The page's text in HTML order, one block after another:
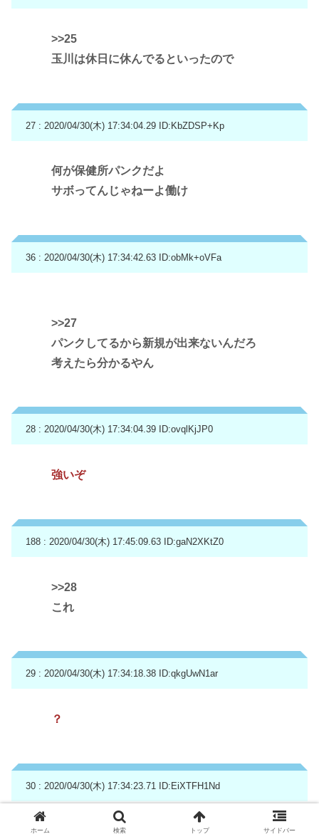
>>25
玉川は休日に休んでるといったので
27 : 2020/04/30(木) 17:34:04.29 ID:KbZDSP+Kp
何が保健所パンクだよ
サボってんじゃねーよ働け
36 : 2020/04/30(木) 17:34:42.63 ID:obMk+oVFa
>>27
パンクしてるから新規が出来ないんだろ
考えたら分かるやん
28 : 2020/04/30(木) 17:34:04.39 ID:ovqlKjJP0
強いぞ
188 : 2020/04/30(木) 17:45:09.63 ID:gaN2XKtZ0
>>28
これ
29 : 2020/04/30(木) 17:34:18.38 ID:qkgUwN1ar
？
30 : 2020/04/30(木) 17:34:23.71 ID:EiXTFH1Nd
0なのに東京都の28日の感染者は112人とか
ホーム 検索 トップ サイドバー